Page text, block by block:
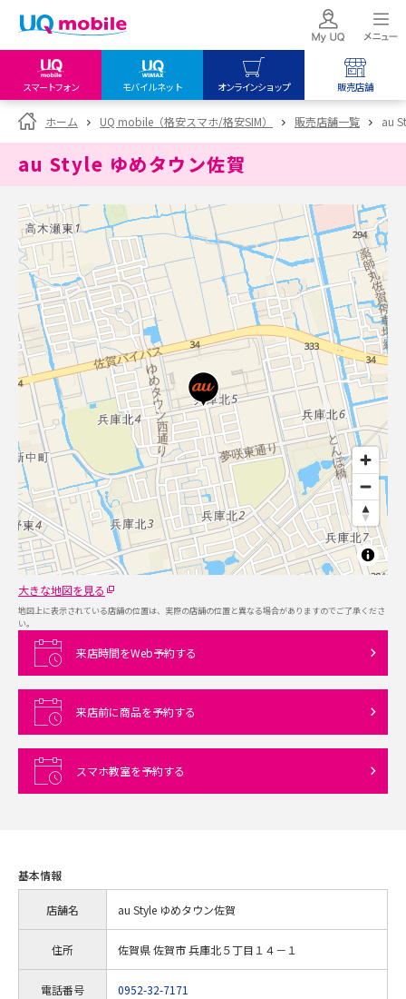
スマートフォン モバイルネット オンラインショップ 販売店舗
my UQ WiMAX
UQ WiMAX ご契約の方
My UQ mobile
UQ mobile
データチャージサイト
UQ mobile
オンラインショップ
UQ WiMAX
UQ mobile
販売店舗
UQ WiMAX
ホーム UQ mobile（格安スマホ/格安SIM） 販売店舗一覧 au
au Style ゆめタウン佐賀
大きな地図を見る
地図上に表示されている店舗の位置は、実際の店舗の位置と異なる場合がありますのでご了承くださ
い。
来店時間をWeb予約する
来店前に商品を予約する
スマホ教室を予約する
基本情報
店舗名 au Style ゆめタウン佐賀
住所 佐賀県 佐賀市 兵庫北５丁目１４－１
電話番号 0952-32-7171